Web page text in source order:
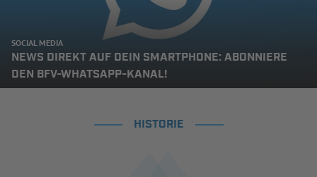
SOCIAL MEDIA
NEWS DIREKT AUF DEIN SMARTPHONE: ABONNIERE
DEN BFV-WHATSAPP-KANAL!
HISTORIE